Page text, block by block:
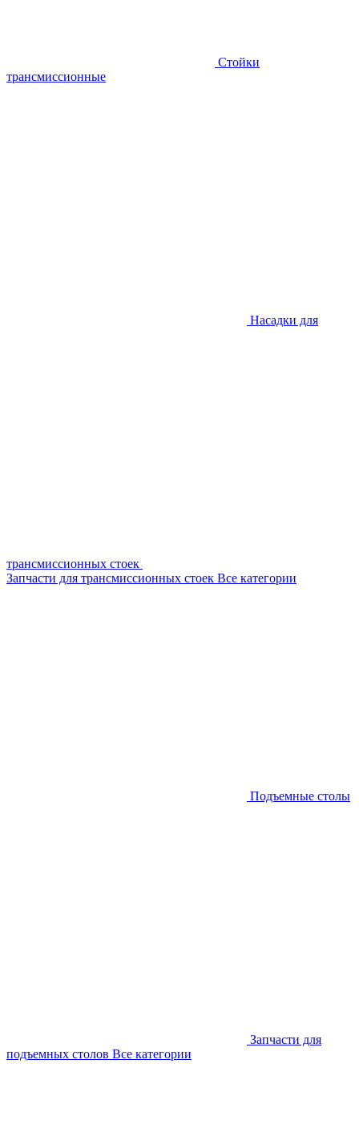
Стойки
трансмиссионные
Насадки для
трансмиссионных стоек
Запчасти для трансмиссионных стоек Все категории
Подъемные столы
Запчасти для
подъемных столов Все категории